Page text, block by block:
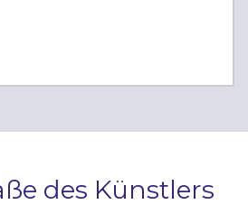
des Künstlers